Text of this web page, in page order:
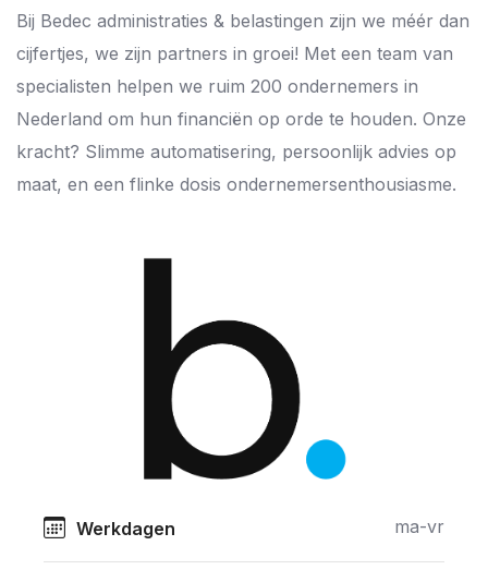
Bij Bedec administraties & belastingen zijn we méér dan
cijfertjes, we zijn partners in groei! Met een team van
specialisten helpen we ruim 200 ondernemers in
Nederland om hun financiën op orde te houden. Onze
kracht? Slimme automatisering, persoonlijk advies op
maat, en een flinke dosis ondernemersenthousiasme.
Werkdagen ma-vr